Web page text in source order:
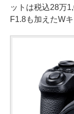
ットは税込28万
F1.8も加えたW